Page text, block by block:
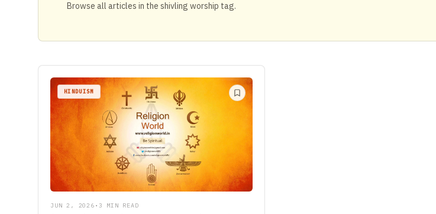
Browse all articles in the shivling worship tag.
HINDUISM
JUN 2, 2026 • 3 MIN READ